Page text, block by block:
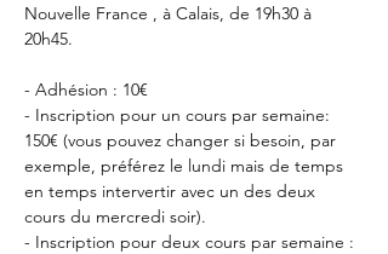
Nouvelle France , à Calais, de 19h30 à
20h45.
- Adhésion : 10€
- Inscription pour un cours par semaine:
150€ (vous pouvez changer si besoin, par
exemple, préférez le lundi mais de temps
en temps intervertir avec un des deux
cours du mercredi soir).
- Inscription pour deux cours par semaine :